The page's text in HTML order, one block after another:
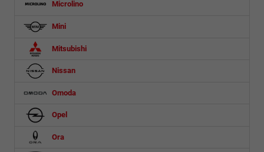
Microlino
Mini
Mitsubishi
Nissan
Omoda
Opel
Ora